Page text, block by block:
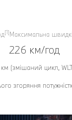
[1]Максимальна
226 км/год
(змішаний цикл,
згоряння